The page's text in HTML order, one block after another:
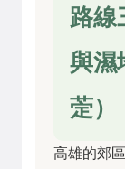
路線
與濕
萣）
高雄的郊